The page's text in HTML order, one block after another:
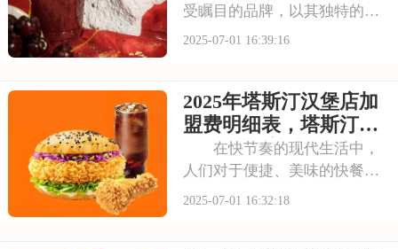
受瞩目的品牌，以其独特的中
式茶饮风格和深厚的文化底
装修风格和温馨的氛围让人仿
佛穿越时空，感受到浓厚的茶
文化。每一款茶饮都选
2025-07-01 16:39:16
2025年塔斯汀汉堡店加
盟费明细表，塔斯汀加
盟有什么流程及条件呢
在快节奏的现代生活中，
人们对于便捷、美味的快餐需
求日益增长。塔斯汀汉堡以其
2025-07-01 16:32:18